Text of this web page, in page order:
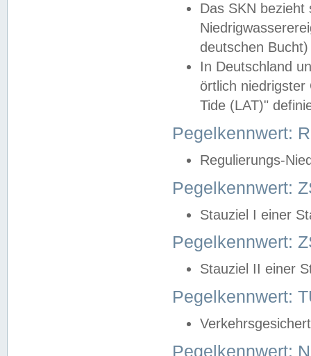
Das SKN
deutschen
In Deutschland
örtlich
Tide (LAT)"
Pegelkennwert:
Regulierungs-
Pegelkennwert:
Stauziel I einer
Pegelkennwert:
Stauziel II einer
Pegelkennwert:
Pegelkennwert: